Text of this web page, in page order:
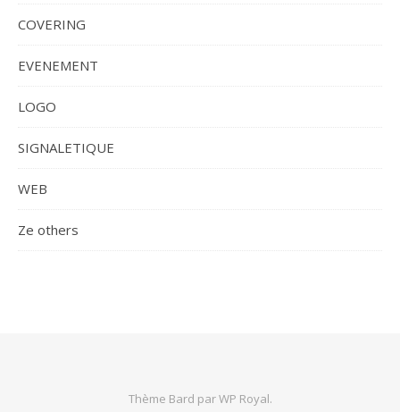
COVERING
EVENEMENT
LOGO
SIGNALETIQUE
WEB
Ze others
Thème Bard parWP Royal.